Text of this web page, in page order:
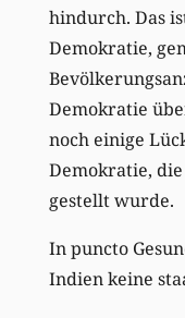
hindurch. Das
Demokratie,
Demokratie
noch einige
Demokratie,
gestellt wurde.
In puncto
Indien keine